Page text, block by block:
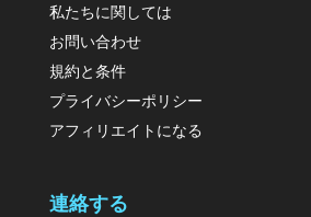
私たちに関しては
お問い合わせ
規約と条件
プライバシーポリシー
アフィリエイトになる
連絡する